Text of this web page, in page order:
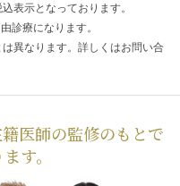
表示となっております。
診療になります。
異なります。詳しくはお問い合
医師の監修のもとで
す。